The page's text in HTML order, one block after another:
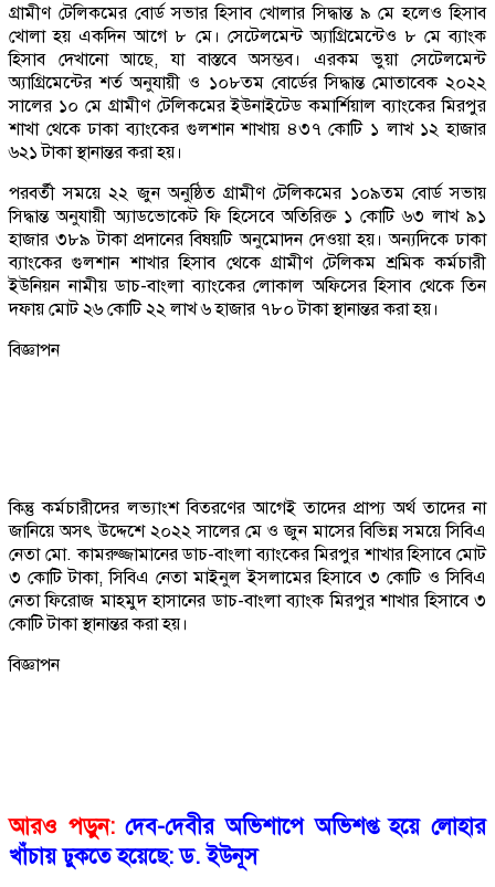
গ্রামীণ টেলিকমের বোর্ড সভার হিসাব খোলার সিদ্ধান্ত ৯ মে হলেও হিসাব
খোলা হয় একদিন আগে ৮ মে। সেটেলমেন্ট অ্যাগ্রিমেন্টেও ৮ মে ব্যাংক
হিসাব দেখানো আছে, যা বাস্তবে অসম্ভব। এরকম ভুয়া সেটেলমেন্ট
অ্যাগ্রিমেন্টের শর্ত অনুযায়ী ও ১০৮তম বোর্ডের সিদ্ধান্ত মোতাবেক ২০২২
সালের ১০ মে গ্রামীণ টেলিকমের ইউনাইটেড কমার্শিয়াল ব্যাংকের মিরপুর
শাখা থেকে ঢাকা ব্যাংকের গুলশান শাখায় ৪৩৭ কোটি ১ লাখ ১২ হাজার
৬২১ টাকা স্থানান্তর করা হয়।
পরবর্তী সময়ে ২২ জুন অনুষ্ঠিত গ্রামীণ টেলিকমের ১০৯তম বোর্ড সভায়
সিদ্ধান্ত অনুযায়ী অ্যাডভোকেট ফি হিসেবে অতিরিক্ত ১ কোটি ৬৩ লাখ ৯১
হাজার ৩৮৯ টাকা প্রদানের বিষয়টি অনুমোদন দেওয়া হয়। অন্যদিকে ঢাকা
ব্যাংকের গুলশান শাখার হিসাব থেকে গ্রামীণ টেলিকম শ্রমিক কর্মচারী
ইউনিয়ন নামীয় ডাচ-বাংলা ব্যাংকের লোকাল অফিসের হিসাব থেকে তিন
দফায় মোট ২৬ কোটি ২২ লাখ ৬ হাজার ৭৮০ টাকা স্থানান্তর করা হয়।
বিজ্ঞাপন
কিন্তু কর্মচারীদের লভ্যাংশ বিতরণের আগেই তাদের প্রাপ্য অর্থ তাদের না
জানিয়ে অসৎ উদ্দেশে ২০২২ সালের মে ও জুন মাসের বিভিন্ন সময়ে সিবিএ
নেতা মো. কামরুজ্জামানের ডাচ-বাংলা ব্যাংকের মিরপুর শাখার হিসাবে মোট
৩ কোটি টাকা, সিবিএ নেতা মাইনুল ইসলামের হিসাবে ৩ কোটি ও সিবিএ
নেতা ফিরোজ মাহমুদ হাসানের ডাচ-বাংলা ব্যাংক মিরপুর শাখার হিসাবে ৩
কোটি টাকা স্থানান্তর করা হয়।
বিজ্ঞাপন
আরও পড়ুন: দেব-দেবীর অভিশাপে অভিশপ্ত হয়ে লোহার
খাঁচায় ঢুকতে হয়েছে: ড. ইউনূস